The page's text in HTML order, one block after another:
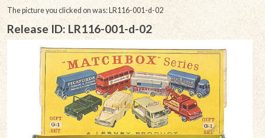
The picture you clicked on was: LR116-001-d-02
Release ID: LR116-001-d-02